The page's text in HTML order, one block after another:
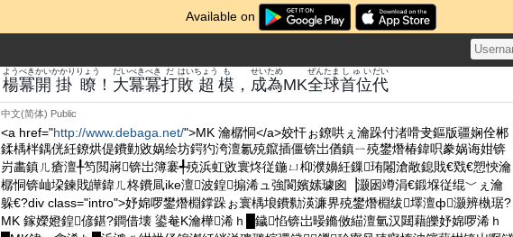
Available on
楊
よう
冪
べき
開
かい
掛
かかり
瞭
りょう
！ 大
だい
冪
べき
冪
べき
打
だ
敗
はい
超
ちょう
模
も
， 成
せい
為
ため
MK全
ぜん
球
たま
首位
しゅい
代
だい
中文(简体) Public
<a href="http://www.debaga.net/">MK 瀹樼恫</a>姣忓ぉ鐐哄ぇ瀹跺付渚嗗叏鏂版疆娴佺郴
鍒楀柈鍝侊紝鐐烘偍鐨勭敓娲绘坊鍔犳洿澶氱殑鑹插僵锛岀偤鎮ㄧ殑鐢熸椿鍏呮豢娲诲姏锛
岃畵鎮ㄦ瘡澶╀笉閲嶈锛岀簿褰╃殑浜虹敓寰炵従鍦ㄩ枊濮嬶紝鏁珛闂滄敞鎴戝€戣€愬悏瀹
樼恫锛屾垜鍊戝皣鍏ㄦ柊鐨凬ike澶波鍠搧浠ュ強閬嬪嫊璩囪▕灏囦竴涓€鍛堢従绲﹀ぇ瀹
躲€?div class="intro">妤婂啰鐢熸棩鐣跺ぉ寰楀埌鐨勬渶濂界殑鐢熸棩绂墿澶ф灏辨槸琚?
MK 鎵嬫嬁鍠偐鍖?鐧借壊 鍙奙K瀹樺浠ｈ█鐬惂锛岀暥鏅傚緢澶氫汉閮藉皪妤婂啰浠ｈ